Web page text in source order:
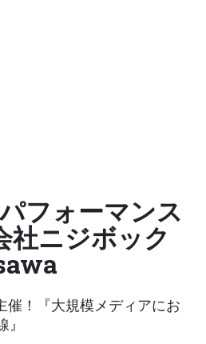
フォーマンス
社ニジボック
催！『大規模メディアにお